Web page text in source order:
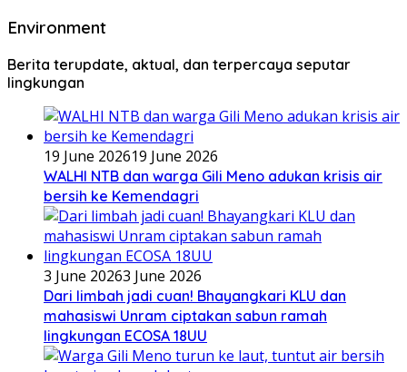
Environment
Berita terupdate, aktual, dan terpercaya seputar
lingkungan
19 June 202619 June 2026
WALHI NTB dan warga Gili Meno adukan krisis air
bersih ke Kemendagri
3 June 20263 June 2026
Dari limbah jadi cuan! Bhayangkari KLU dan
mahasiswi Unram ciptakan sabun ramah
lingkungan ECOSA 18UU